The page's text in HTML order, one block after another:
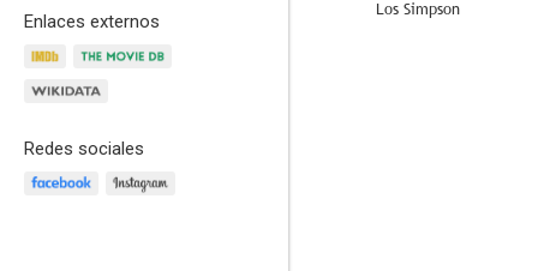
Enlaces externos
Redes sociales
Los Simpson